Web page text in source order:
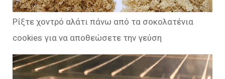
Ρίξτε χοντρό αλάτι πάνω από τα σοκολατένια
cookies για να αποθεώσετε την γεύση